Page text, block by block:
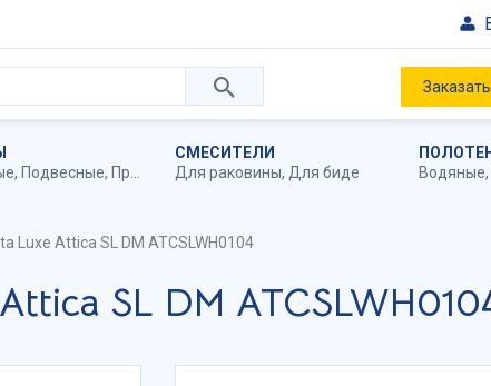
, Подвесные, Приставные
СМЕСИТЕЛИ
Для раковины, Для биде
Водяные,
Luxe Attica SL DM ATCSLWH0104
SL DM